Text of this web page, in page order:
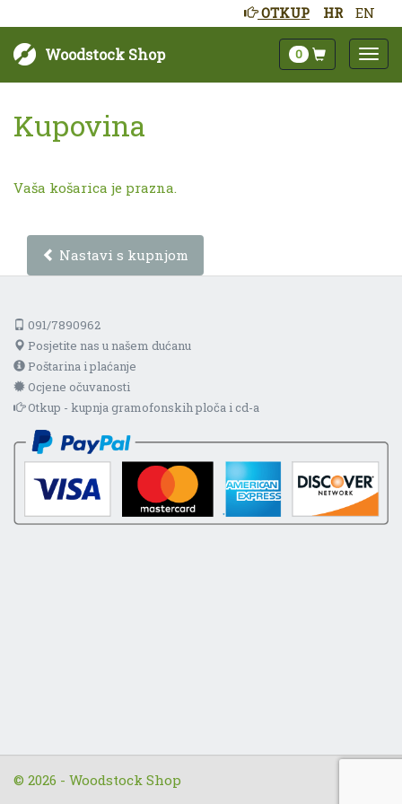
HR EN
OTKUP
Woodstock Shop 0
Kupovina
Vaša košarica je prazna.
Nastavi s kupnjom
091/7890962
Posjetite nas u našem dućanu
Poštarina i plaćanje
Ocjene očuvanosti
Otkup - kupnja gramofonskih ploča i cd-a
© 2026 - Woodstock Shop